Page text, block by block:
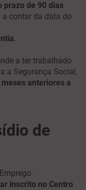
prazo de 90 dias
a contar da data do
.
a ter trabalhado
a Segurança Social,
anteriores a
de
inscrito no Centro